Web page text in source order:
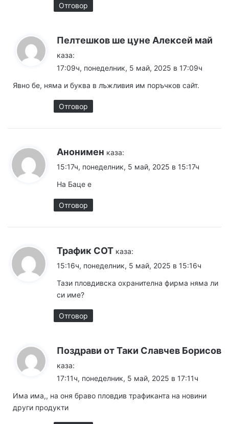
Отговор
Пелтешков ше цуне Алексей май
каза:
17:09ч, понеделник, 5 май, 2025 в 17:09ч
Явно бе, няма и буква в лъжливия им поръчков сайт.
Отговор
Анонимен каза:
15:17ч, понеделник, 5 май, 2025 в 15:17ч
На Баце е
Отговор
Трафик СОТ каза:
15:16ч, понеделник, 5 май, 2025 в 15:16ч
Тази пловдивска охранителна фирма няма ли
си име?
Отговор
Поздрави от Таки Славчев Борисов
каза:
17:11ч, понеделник, 5 май, 2025 в 17:11ч
Има има,, на оня браво пловдив трафиканта на новини
други продукти